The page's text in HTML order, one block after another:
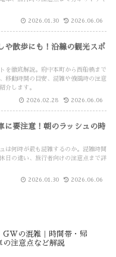
2026.01.30 2026.06.06
や散歩にも！沿線の観光スポ
を徹底解説。府中本町から西船橋まで
移動時間の目安、混雑や強風時の注意
介します。
2026.02.28 2026.06.06
に要注意！朝のラッシュの時
は何時が最も混雑するのか。混雑時間
日の違い、旅行者向けの注意点まで詳
2026.01.30 2026.06.06
GWの混雑｜時間帯・帰
の注意点など解説